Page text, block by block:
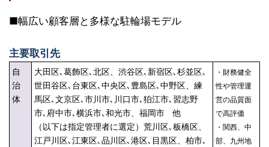
■幅広い顧客層と多様な駐輪場モデル
主要取引先
自
治
体
大田区､葛飾区､北区、渋谷区､新宿区､杉並区､
世田谷区､台東区､中央区､豊島区､中野区、練
馬区､文京区､市川市､川口市､狛江市､習志野
市､府中市､横浜市､和光市、福岡市 他
（以下は指定管理者に選定）荒川区､板橋区、
江戸川区､江東区､品川区､港区､目黒区、柏市､
・財務健全
性や管理運
営の品質面
で高評価
・関西、中
部、九州地